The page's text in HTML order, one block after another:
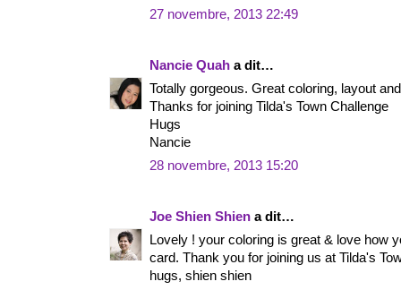
27 novembre, 2013 22:49
Nancie Quah a dit…
Totally gorgeous. Great coloring, layout
Thanks for joining Tilda's Town Challenge
Hugs
Nancie
28 novembre, 2013 15:20
Joe Shien Shien a dit…
Lovely ! your coloring is great & love how
card. Thank you for joining us at Tilda's
hugs, shien shien